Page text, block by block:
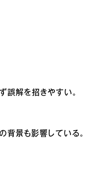
誤解を招きやすい。
背景も影響している。